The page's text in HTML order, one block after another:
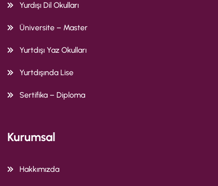
Yurdışı Dil Okulları
Üniversite – Master
Yurtdışı Yaz Okulları
Yurtdışında Lise
Sertifika – Diploma
Kurumsal
Hakkımızda